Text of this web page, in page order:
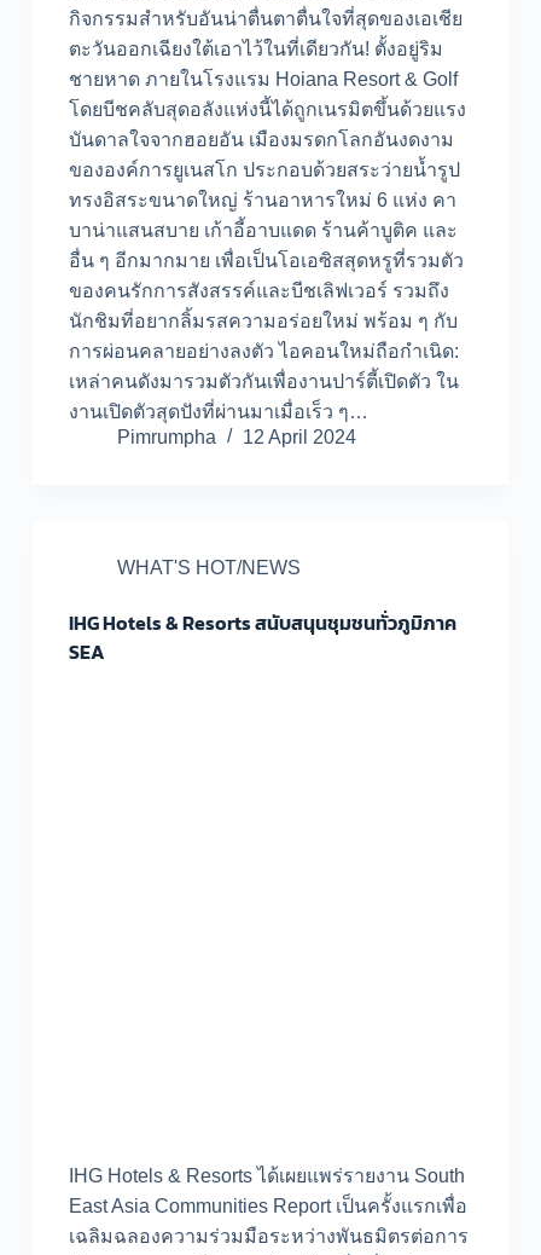
กิจกรรมสำหรับอันน่าตื่นตาตื่นใจที่สุดของเอเชีย
ตะวันออกเฉียงใต้เอาไว้ในที่เดียวกัน! ตั้งอยู่ริม
ชายหาด ภายในโรงแรม Hoiana Resort & Golf
โดยบีชคลับสุดอลังแห่งนี้ได้ถูกเนรมิตขึ้นด้วยแรง
บันดาลใจจากฮอยอัน เมืองมรดกโลกอันงดงาม
ขององค์การยูเนสโก ประกอบด้วยสระว่ายน้ำรูป
ทรงอิสระขนาดใหญ่ ร้านอาหารใหม่ 6 แห่ง คา
บาน่าแสนสบาย เก้าอี้อาบแดด ร้านค้าบูติค และ
อื่น ๆ อีกมากมาย เพื่อเป็นโอเอซิสสุดหรูที่รวมตัว
ของคนรักการสังสรรค์และบีชเลิฟเวอร์ รวมถึง
นักชิมที่อยากลิ้มรสความอร่อยใหม่ พร้อม ๆ กับ
การผ่อนคลายอย่างลงตัว ไอคอนใหม่ถือกำเนิด:
เหล่าคนดังมารวมตัวกันเพื่องานปาร์ตี้เปิดตัว ใน
งานเปิดตัวสุดปังที่ผ่านมาเมื่อเร็ว ๆ…
Pimrumpha
12 April 2024
WHAT'S HOT/NEWS
IHG Hotels & Resorts สนับสนุนชุมชนทั่วภูมิภาค
SEA
IHG Hotels & Resorts ได้เผยแพร่รายงาน South
East Asia Communities Report เป็นครั้งแรกเพื่อ
เฉลิมฉลองความร่วมมือระหว่างพันธมิตรต่อการ